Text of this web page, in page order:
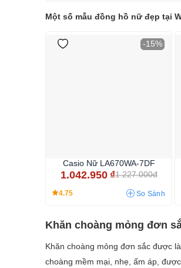
Một số mẫu đồng hồ nữ đẹp tại
-15%
Casio Nữ LA670WA-7DF
1.042.950 ₫1.227.000đ
4.75 So Sánh
Khăn choàng mỏng đơn
Khăn choàng mỏng đơn sắc được
choàng mềm mại, nhẹ, ấm áp,